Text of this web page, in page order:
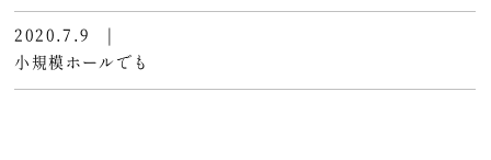
2020.7.9
小規模ホールでも